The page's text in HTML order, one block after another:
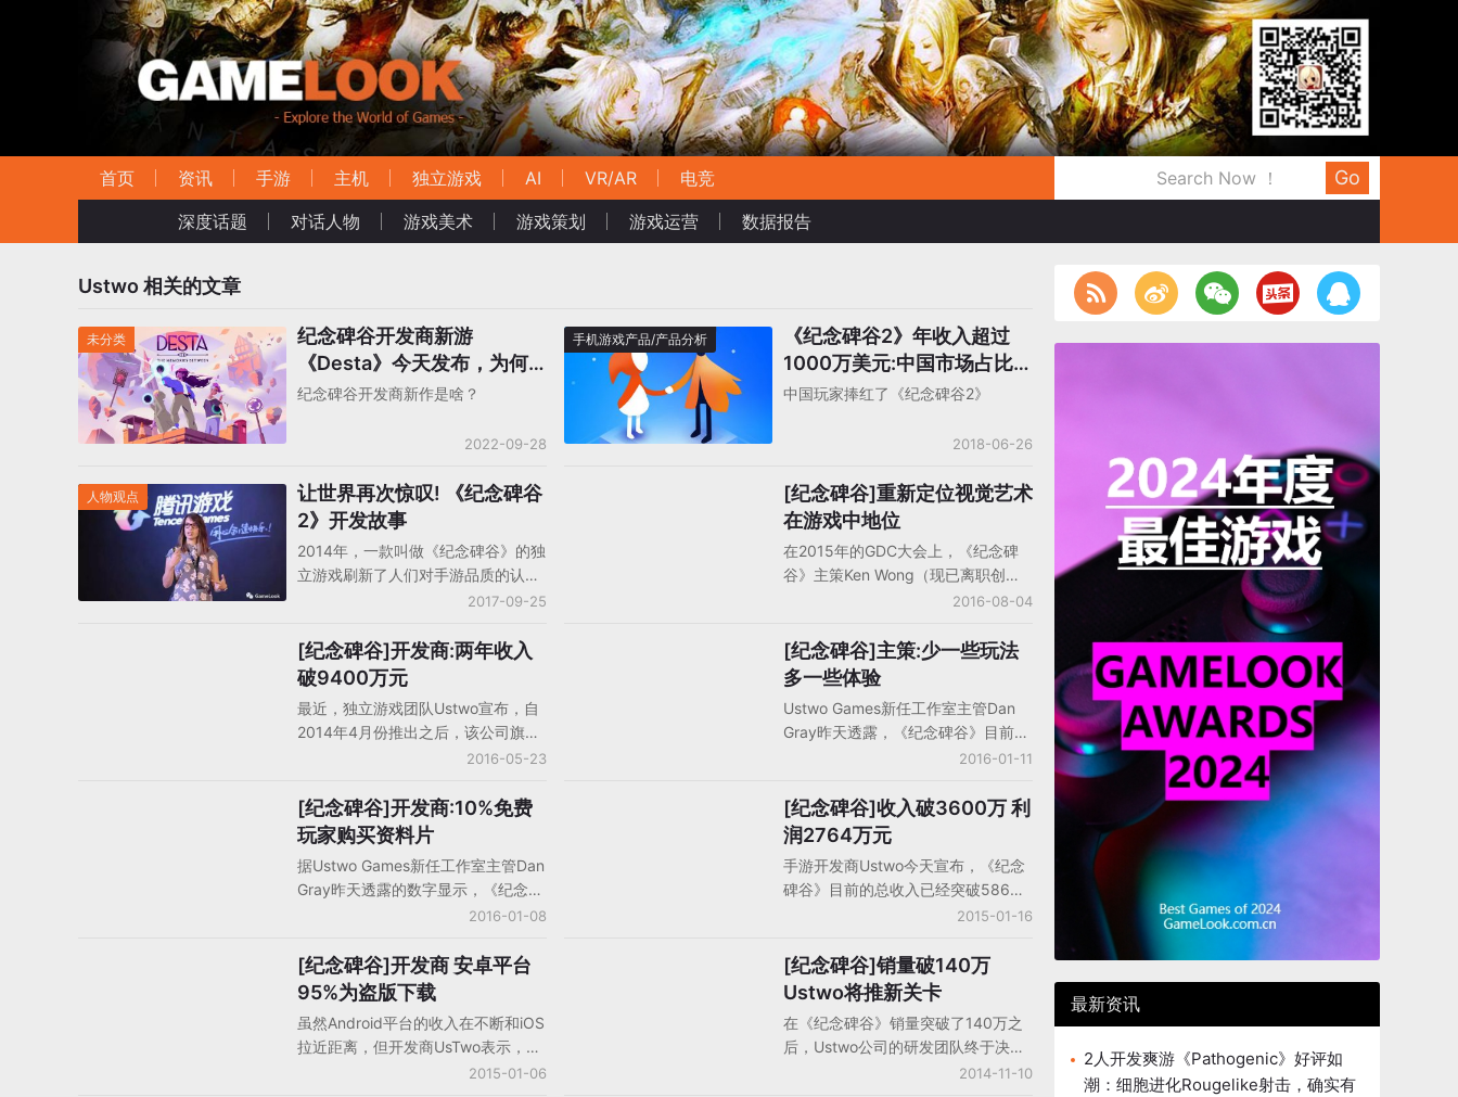
Go
首页 资讯 手游 主机 独立游戏 AI VR/AR
电竞
深度话题
对话人物 游戏美术 游戏策划 游戏运营 数据报告
Ustwo 相关的文章
未分类
纪念碑谷开发商新游
《Desta》今天发布，为何
Netflix独占？
纪念碑谷开发商新作是啥？
2022-09-28
手机游戏产品/产品分析
《纪念碑谷2》年收入超过
1000万美元:中国市场占比
62%
中国玩家捧红了《纪念碑谷2》
2018-06-26
人物观点
让世界再次惊叹! 《纪念碑谷
2》开发故事
2014年，一款叫做《纪念碑谷》的独
立游戏刷新了人们对手游品质的认
知，这个付费手游不仅实现了令人惊
是愿意为高品质手游提前付费的。从
一个设计公司小分队的试验品，到
2400万下载量的独立游戏大作，
《纪念碑谷》成为了当时业内的现象
级作品，然而，它的续作却让我们等
2017-09-25
[纪念碑谷]重新定位视觉艺术
在游戏中地位
在2015年的GDC大会上，《纪念碑
谷》主策Ken Wong（现已离职创
业），讲述了该团队是如何创造这款
埃舍尔的不可能图形、中东建筑学、
构图以及低多边形3D美术对该游戏的
影响，展示了《纪念碑谷》的视觉是
如何与玩法、故事和设计主题深度结
合的，手游开发者同行们可以从这份
演讲稿里学到很多视觉游戏设计方面
内容：
2016-08-04
[纪念碑谷]开发商:两年收入
破9400万元
最近，独立游戏团队Ustwo宣布，自
2014年4月份推出之后，该公司旗下
的解谜手游《纪念碑谷》累计收入
这款以埃舍尔‘不可能图形’为灵感创作
的创新手游还获得过多项年度游戏大
奖以及苹果2014年度最佳手游的荣
誉。
2016-05-23
[纪念碑谷]主策:少一些玩法
多一些体验
Ustwo Games新任工作室主管Dan
Gray昨天透露，《纪念碑谷》目前的
总下载量达到了2400万次，其中有
入或已突破4000万美元。作为一个
售价3.99美元的付费手游，Ustwo为
何可以做到如此成功？最近，
Gamelook找到了《纪念碑谷》游戏
主策Ken Wong此前在GDC的一次演
讲，他在题为《少一点游戏玩法，多
不同，可以分为重玩法和重感官体验
两大类，分别适合不同玩家的需求，
而《纪念碑谷》的游戏设计其实是玩
法少一些，感官体验多一点。以下请
看Gamelook编译的完整演讲内容：
2016-01-11
[纪念碑谷]开发商:10%免费
玩家购买资料片
据Ustwo Games新任工作室主管Dan
Gray昨天透露的数字显示，《纪念碑
谷》目前的总下载量达到了2400万
的。截至2015年1月15日，这款解谜
手游的下载量在iOS、Android和
Amazon累计超过了240万次，当时
的数字包括Amazon平台的40多万免
费下载。一年之后，这个数字增长了
近10倍，目前《纪念碑谷》的下载量
2016-01-08
[纪念碑谷]收入破3600万 利
润2764万元
手游开发商Ustwo今天宣布，《纪念
碑谷》目前的总收入已经突破586万
美元（超过3600万元人民币），而
着通过《纪念碑谷》一款手游，
Ustwo就获得了446万美元（约2764
万人民币）的利润。
2015-01-16
[纪念碑谷]开发商 安卓平台
95%为盗版下载
虽然Android平台的收入在不断和iOS
拉近距离，但开发商UsTwo表示，
Android平台的盗版问题依然非常让
2015-01-06
[纪念碑谷]销量破140万
Ustwo将推新关卡
在《纪念碑谷》销量突破了140万之
后，Ustwo公司的研发团队终于决定
为这款大作增加新的关卡。Ustwo计
2014-11-10
最新资讯
2人开发爽游《Pathogenic》好评如
潮：细胞进化Rougelike射击，确实有